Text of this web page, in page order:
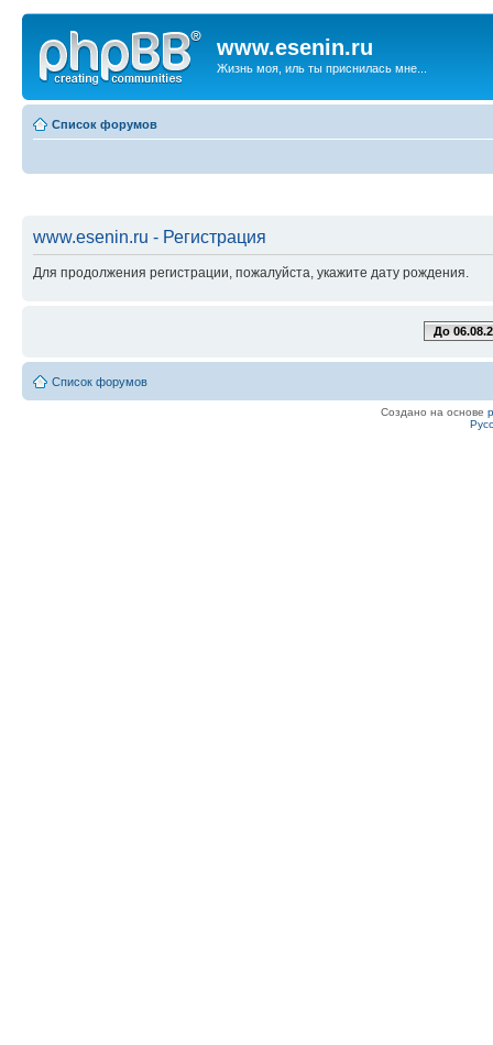
www.esenin.ru
Жизнь моя, иль ты приснилась мне...
Список форумов
www.esenin.ru - Регистрация
Для продолжения регистрации, пожалуйста, укажите дату рождения.
До
Список форумов
Создано на основе